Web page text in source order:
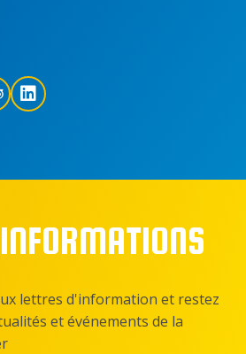
lettres d'information et restez
et événements de la